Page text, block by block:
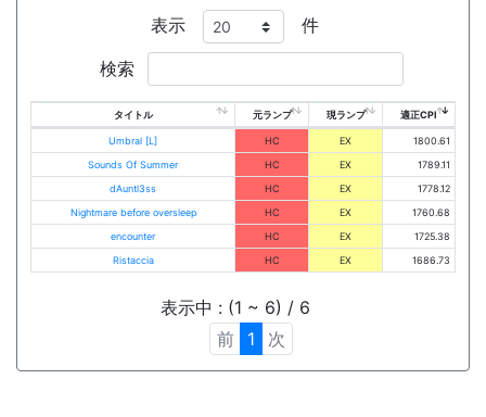
表示 件
検索
タイトル 元ランプ 現ランプ 適正CPI
Umbral [L] HC EX
1800.61
Sounds Of Summer
HC EX
1789.11
dAuntl3ss
HC EX
1778.12
Nightmare before oversleep
HC EX
1760.68
encounter
HC EX
1725.38
Ristaccia
HC EX 1686.73
表示中 : (1 ~ 6) / 6
前
1 次